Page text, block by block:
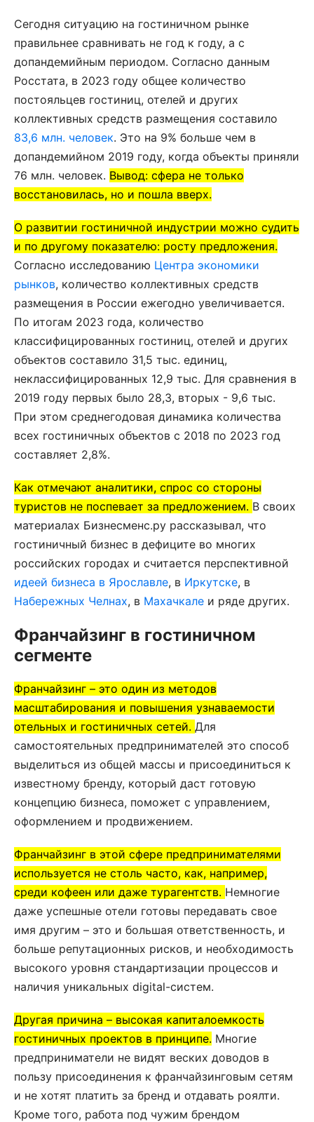
Сегодня ситуацию на гостиничном рынке
правильнее сравнивать не год к году, а с
допандемийным периодом. Согласно данным
Росстата, в 2023 году общее количество
постояльцев гостиниц, отелей и других
коллективных средств размещения составило
83,6 млн. человек. Это на 9% больше чем в
допандемийном 2019 году, когда объекты приняли
76 млн. человек. Вывод: сфера не только
восстановилась, но и пошла вверх.
О развитии гостиничной индустрии можно судить
и по другому показателю: росту предложения.
Согласно исследованию Центра экономики
рынков, количество коллективных средств
размещения в России ежегодно увеличивается.
По итогам 2023 года, количество
классифицированных гостиниц, отелей и других
объектов составило 31,5 тыс. единиц,
неклассифицированных 12,9 тыс. Для сравнения в
2019 году первых было 28,3, вторых - 9,6 тыс.
При этом среднегодовая динамика количества
всех гостиничных объектов с 2018 по 2023 год
составляет 2,8%.
Как отмечают аналитики, спрос со стороны
туристов не поспевает за предложением. В своих
материалах Бизнесменс.ру рассказывал, что
гостиничный бизнес в дефиците во многих
российских городах и считается перспективной
идеей бизнеса в Ярославле, в Иркутске, в
Набережных Челнах, в Махачкале и ряде других.
Франчайзинг в гостиничном
сегменте
Франчайзинг – это один из методов
масштабирования и повышения узнаваемости
отельных и гостиничных сетей. Для
самостоятельных предпринимателей это способ
выделиться из общей массы и присоединиться к
известному бренду, который даст готовую
концепцию бизнеса, поможет с управлением,
оформлением и продвижением.
Франчайзинг в этой сфере предпринимателями
используется не столь часто, как, например,
среди кофеен или даже турагентств. Немногие
даже успешные отели готовы передавать свое
имя другим – это и большая ответственность, и
больше репутационных рисков, и необходимость
высокого уровня стандартизации процессов и
наличия уникальных digital-систем.
Другая причина – высокая капиталоемкость
гостиничных проектов в принципе. Многие
предприниматели не видят веских доводов в
пользу присоединения к франчайзинговым сетям
и не хотят платить за бренд и отдавать роялти.
Кроме того, работа под чужим брендом